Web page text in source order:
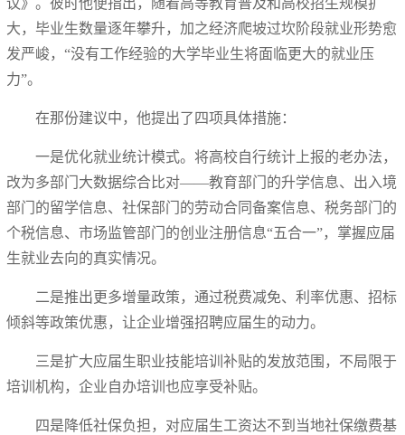
议》。彼时他便指出，随着高等教育普及和高校招生规模扩
大，毕业生数量逐年攀升，加之经济爬坡过坎阶段就业形势愈
发严峻，“没有工作经验的大学毕业生将面临更大的就业压
力”。
在那份建议中，他提出了四项具体措施：
一是优化就业统计模式。将高校自行统计上报的老办法，
改为多部门大数据综合比对——教育部门的升学信息、出入境
部门的留学信息、社保部门的劳动合同备案信息、税务部门的
个税信息、市场监管部门的创业注册信息“五合一”，掌握应届
生就业去向的真实情况。
二是推出更多增量政策，通过税费减免、利率优惠、招标
倾斜等政策优惠，让企业增强招聘应届生的动力。
三是扩大应届生职业技能培训补贴的发放范围，不局限于
培训机构，企业自办培训也应享受补贴。
四是降低社保负担，对应届生工资达不到当地社保缴费基